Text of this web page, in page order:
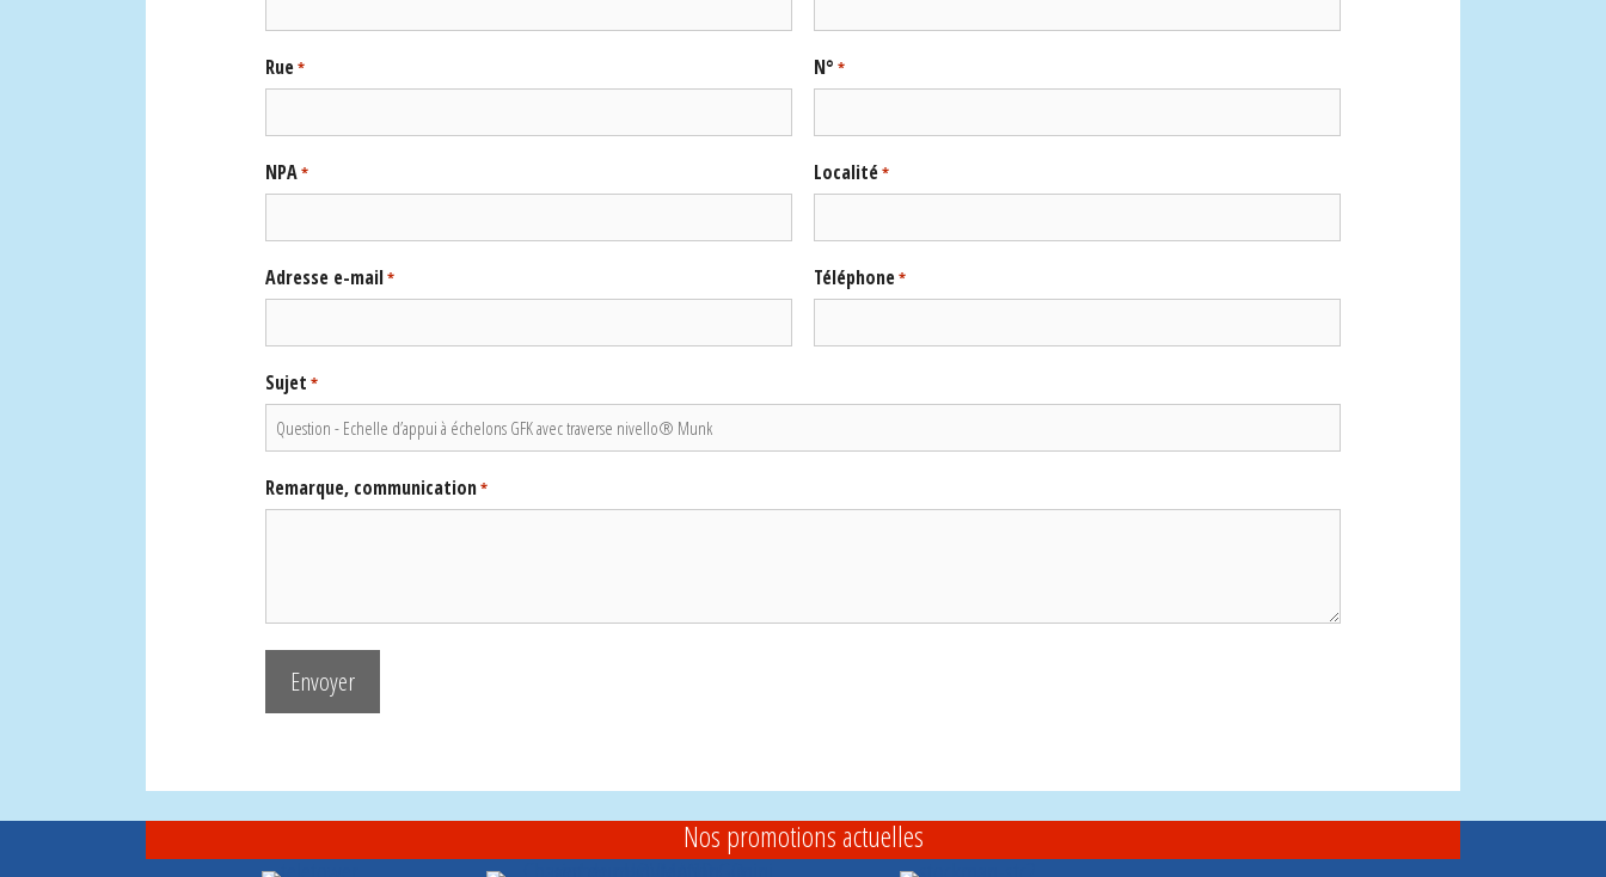
Rue* N° *
NPA* Localité*
Adresse e-mail* Téléphone*
Sujet *
Remarque, communication*
Nos promotions actuelles